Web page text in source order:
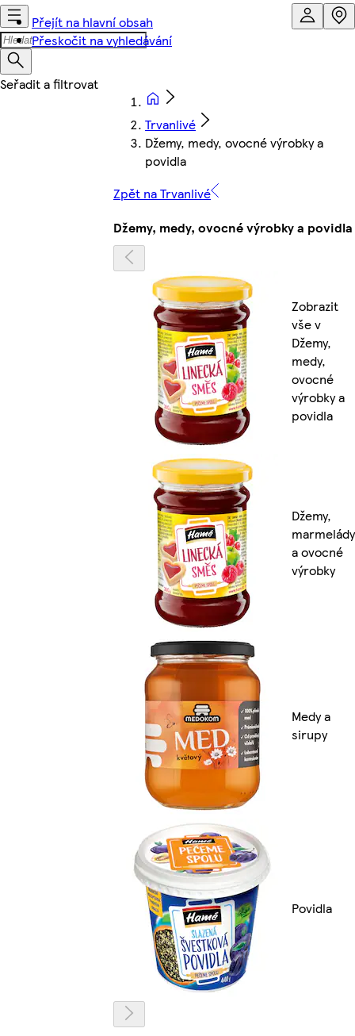
Přejít na hlavní obsah
Přeskočit na vyhledávání
Trvanlivé
Džemy, medy, ovocné výrobky a
povidla
Zpět na Trvanlivé
Džemy, medy, ovocné výrobky a povidla
Zobrazit
vše v
Džemy,
medy,
ovocné
výrobky a
povidla
Džemy,
marmelády
a ovocné
výrobky
Medy a
sirupy
Povidla